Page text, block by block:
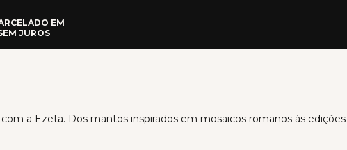
EM
JUROS
a Ezeta. Dos mantos inspirados em mosaicos romanos às